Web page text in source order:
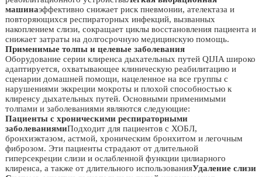
машинаэффективно снижает риск пневмонии, ателектаза и
повторяющихся респираторных инфекций, вызванных
накоплением слизи, сокращает циклы восстановления пациента и
снижает затраты на долгосрочную медицинскую помощь.
Применимые толпы и целевые заболевания
Оборудование серии клиренса дыхательных путей QIJIA широко
адаптируется, охватывающее клиническую реабилитацию и
сценарии домашней помощи, нацеленное на все группы с
нарушениями эккреции мокроты и плохой способностью к
клиренсу дыхательных путей. Основными применимыми
толпами и заболеваниями являются следующие:
Пациенты с хроническими респираторными
заболеваниямиПодходит для пациентов с ХОБЛ,
бронхиэктазом, астмой, хроническим бронхитом и легочным
фиброзом. Эти пациенты страдают от длительной
гиперсекреции слизи и ослабленной функции цилиарного
клиренса, а также от длительного использованияУдаление слизи